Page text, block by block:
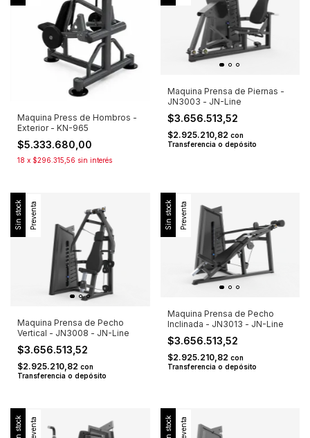
Maquina Press de Hombros -
Exterior - KN-965
$5.333.680,00
18 x $296.315,56 sin interés
Maquina Prensa de Piernas -
JN3003 - JN-Line
$3.656.513,52
$2.925.210,82 con
Transferencia o depósito
Sin stock Preventa
Maquina Prensa de Pecho
Vertical - JN3008 - JN-Line
$3.656.513,52
$2.925.210,82 con
Transferencia o depósito
Sin stock Preventa
Maquina Prensa de Pecho
Inclinada - JN3013 - JN-Line
$3.656.513,52
$2.925.210,82 con
Transferencia o depósito
Sin stock Preventa Sin stock Preventa